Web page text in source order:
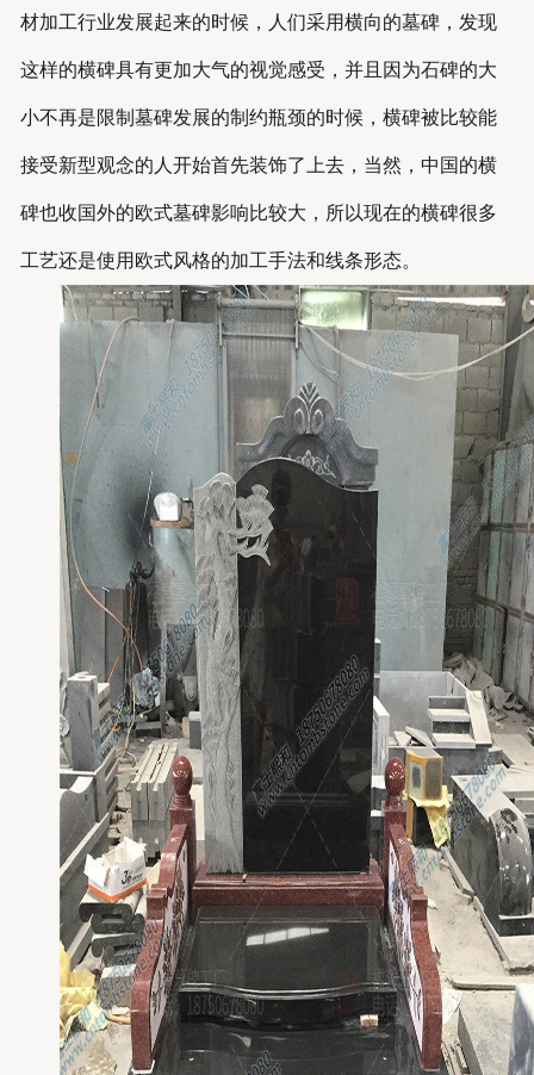
材加工行业发展起来的时候，人们采用横向的墓碑，发现
这样的横碑具有更加大气的视觉感受，并且因为石碑的大
小不再是限制墓碑发展的制约瓶颈的时候，横碑被比较能
接受新型观念的人开始首先装饰了上去，当然，中国的横
碑也收国外的欧式墓碑影响比较大，所以现在的横碑很多
工艺还是使用欧式风格的加工手法和线条形态。